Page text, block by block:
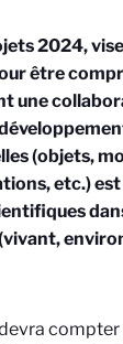
2024,
être
une
(objets,
etc.) est
compter